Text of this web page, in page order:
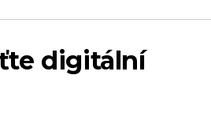
digitální